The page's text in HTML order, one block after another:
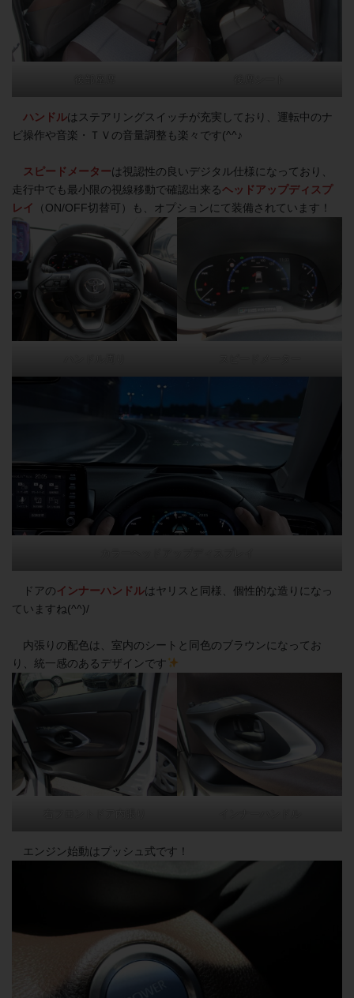
後部座席 後席シート
ハンドルはステアリングスイッチが充実しており、運転中のナ
ビ操作や音楽・ＴＶの音量調整も楽々です(^^♪
スピードメーターは視認性の良いデジタル仕様になっており、
走行中でも最小限の視線移動で確認出来るヘッドアップディスプ
レイ
（ON/OFF切替可）も、オプションにて装備されています！
ドアのインナーハンドルはヤリスと同様、個性的な造りになっ
ていますね(^^)/
内張りの配色は、室内のシートと同色のブラウンになってお
り、統一感のあるデザインです
エンジン始動はプッシュ式です！